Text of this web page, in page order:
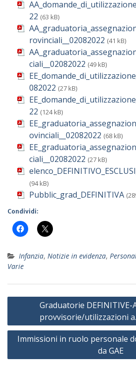
22 (63 kB)
rovinciali__02082022 (41 kB)
ciali__02082022 (49 kB)
082022 (27 kB)
22 (124 kB)
ovinciali__02082022 (68 kB)
ciali__02082022 (27 kB)
(94 kB)
Pubblic_grad_DEFINITIVA
Condividi:
Infanzia, Notizie in evidenza,
Varie
Navigazione
articoli
Graduatorie DEFINITIVE-
provvisorie/utilizzazioni
Immissioni in ruolo personale
da GAE